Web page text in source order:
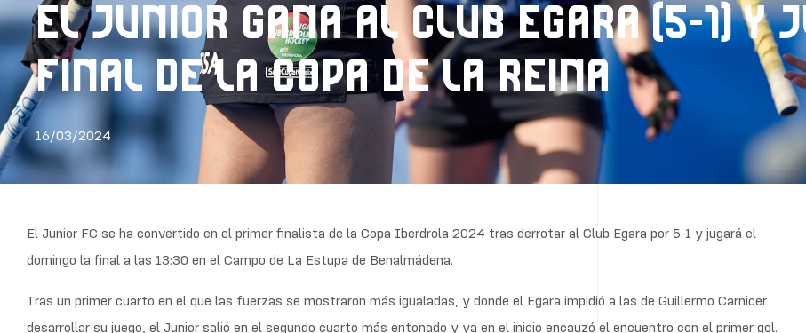
EL JUNIOR GANA AL CLUB EGARA (5-1) Y
FINAL DE LA COPA DE LA REINA
16/03/2024
El Junior FC se ha convertido en el primer finalista de la Copa Iberdrola 2024 tras derrotar al Club Egara por 5-1 y jugará el
domingo la final a las 13:30 en el Campo de La Estupa de Benalmádena.
Tras un primer cuarto en el que las fuerzas se mostraron más igualadas, y donde el Egara impidió a las de Guillermo Carnicer
desarrollar su juego, el Junior salió en el segundo cuarto más entonado y ya en el inicio encauzó el encuentro con el primer gol.